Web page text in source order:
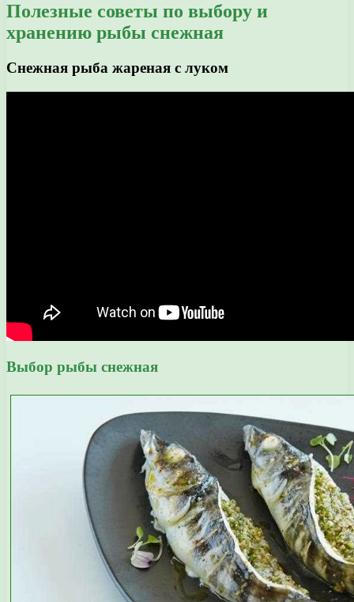
Полезные советы по выбору и
хранению рыбы снежная
Снежная рыба жареная с луком
Выбор рыбы снежная